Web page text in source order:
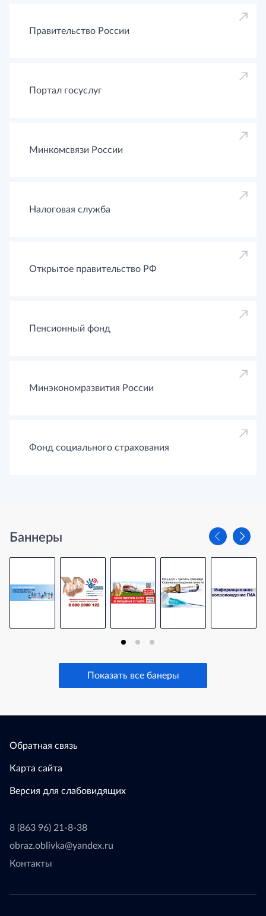
Правительство России
Портал госуслуг
Минкомсвязи России
Налоговая служба
Открытое правительство РФ
Пенсионный фонд
Минэкономразвития России
Фонд социального страхования
Баннеры
Показать все банеры
Обратная связь
Карта сайта
Версия для слабовидящих
8 (863 96) 21-8-38
obraz.oblivka@yandex.ru
Контакты